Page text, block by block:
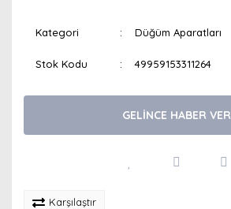
Kategori Düğüm Aparatları
Stok Kodu 49959153311264
GELİNCE HABER VER
Karşılaştır